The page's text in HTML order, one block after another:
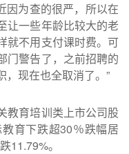
因为查的很严，所以在
让一些年龄比较大的老
就不用支付课时费。可
门警告了，之前招聘的
，现在也全取消了。”
教育培训类上市公司股
育下跌超30％跌幅居
11.79%。